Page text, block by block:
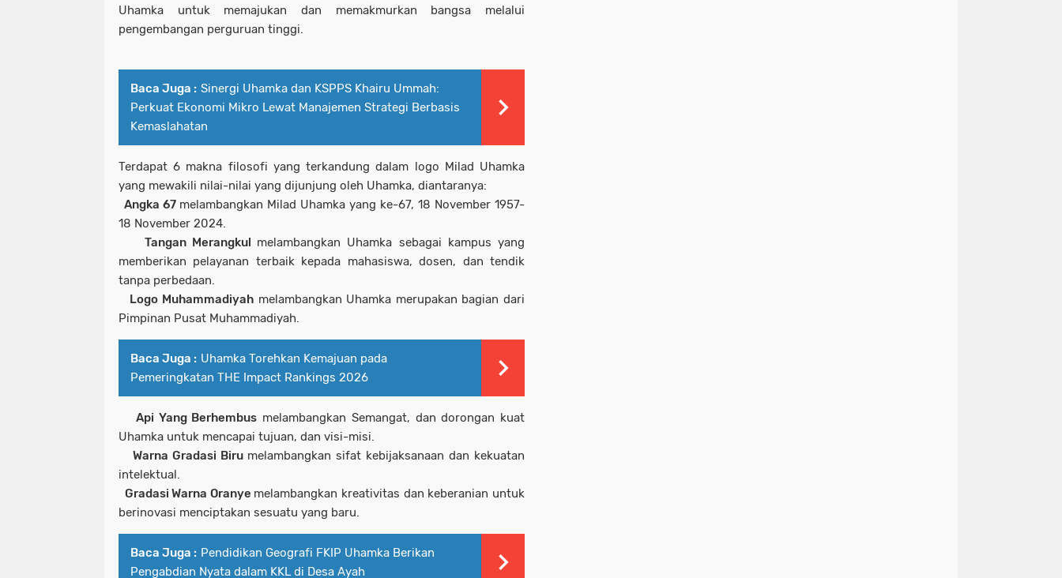
Uhamka untuk memajukan dan memakmurkan bangsa melalui
pengembangan perguruan tinggi.
Baca Juga : Sinergi Uhamka dan KSPPS Khairu Ummah:
Perkuat Ekonomi Mikro Lewat Manajemen Strategi Berbasis
Kemaslahatan
Terdapat 6 makna filosofi yang terkandung dalam logo Milad Uhamka
yang mewakili nilai-nilai yang dijunjung oleh Uhamka, diantaranya:
Angka 67melambangkan Milad Uhamka yang ke-67, 18 November 1957-
18 November 2024.
Tangan Merangkul melambangkan Uhamka sebagai kampus yang
memberikan pelayanan terbaik kepada mahasiswa, dosen, dan tendik
tanpa perbedaan.
Logo Muhammadiyahmelambangkan Uhamka merupakan bagian dari
Pimpinan Pusat Muhammadiyah.
Baca Juga : Uhamka Torehkan Kemajuan pada
Pemeringkatan THE Impact Rankings 2026
Api Yang Berhembus melambangkan Semangat, dan dorongan kuat
Uhamka untuk mencapai tujuan, dan visi-misi.
Warna Gradasi Biru melambangkan sifat kebijaksanaan dan kekuatan
intelektual.
Gradasi Warna Oranye melambangkan kreativitas dan keberanian untuk
berinovasi menciptakan sesuatu yang baru.
Baca Juga : Pendidikan Geografi FKIP Uhamka Berikan
Pengabdian Nyata dalam KKL di Desa Ayah